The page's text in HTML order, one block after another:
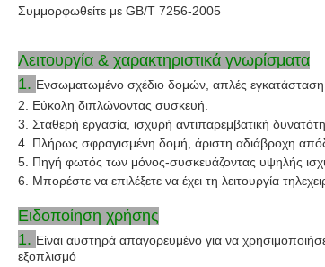
Συμμορφωθείτε με GB/T 7256-2005
Λειτουργία & χαρακτηριστικά γνωρίσματα
1. Ενσωματωμένο σχέδιο δομών, απλές εγκατάσταση
2. Εύκολη διπλώνοντας συσκευή.
3. Σταθερή εργασία, ισχυρή αντιπαρεμβατική
4. Πλήρως σφραγισμένη δομή, άριστη αδιάβροχη
5. Πηγή φωτός των μόνος-συσκευάζοντας υψηλής
6. Μπορέστε να επιλέξετε να έχει τη λειτουργία
Ειδοποίηση χρήσης
1. Είναι αυστηρά απαγορευμένο για να
εξοπλισμό